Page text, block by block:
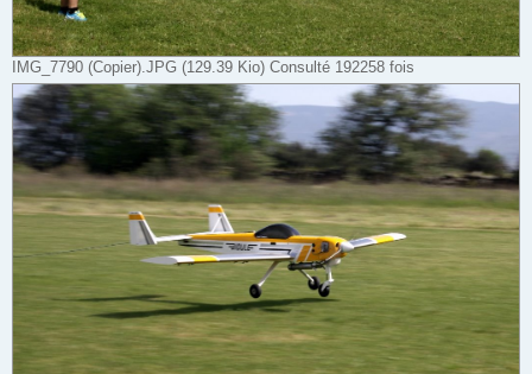
IMG_7790 (Copier).JPG (129.39 Kio) Consulté 192258 fois